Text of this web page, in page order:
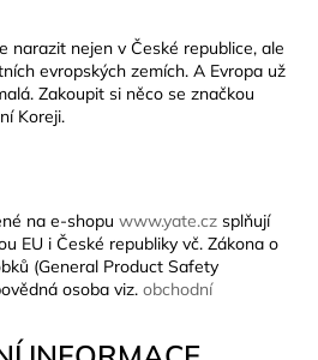
narazit nejen v České republice, ale
evropských zemích. A Evropa už
Zakoupit si něco se značkou
Koreji.
na e-shopu www.yate.cz splňují
EU i České republiky vč. Zákona o
(General Product Safety
osoba viz. obchodní